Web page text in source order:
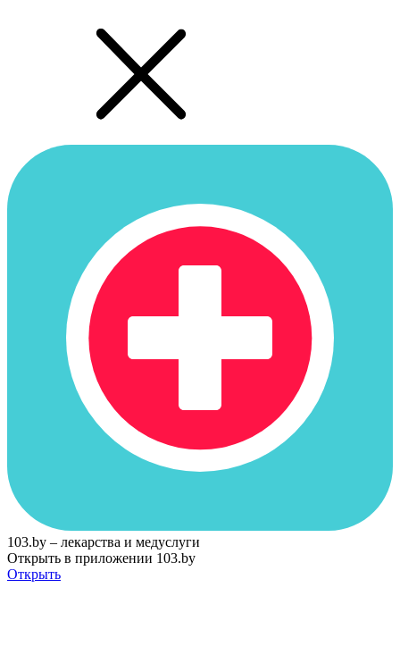
103.by – лекарства и медуслуги
Открыть в приложении 103.by
Открыть